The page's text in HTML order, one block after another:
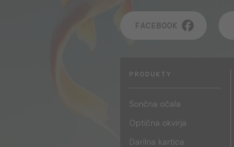
FACEBOOK
PRODUKTY
Sončna očala
Optična okvirja
Darilna kartica